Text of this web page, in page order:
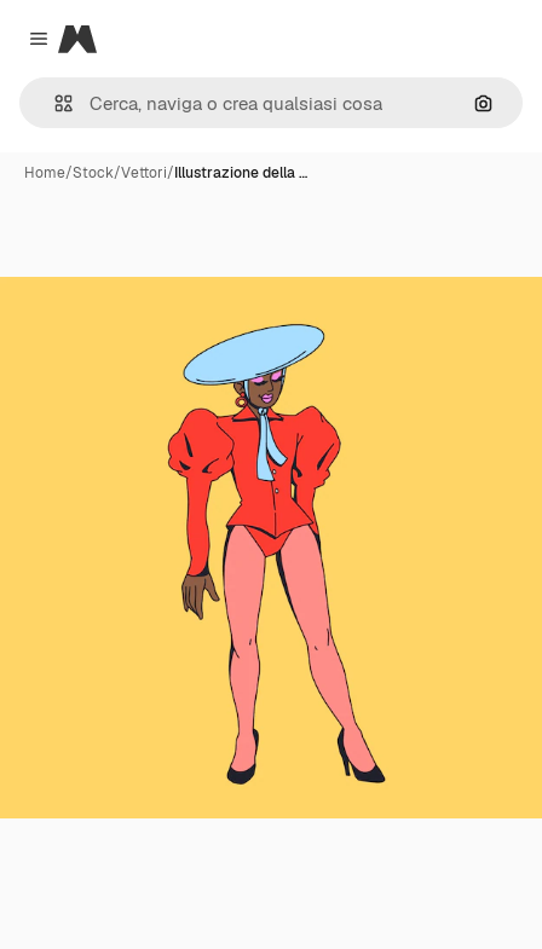
Close menu
Magnific
Cerca
Home/Stock/Vettori/Illustrazione della …